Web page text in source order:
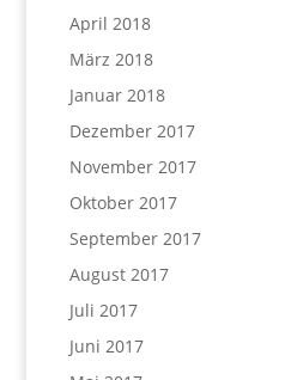
April 2018
März 2018
Januar 2018
Dezember 2017
November 2017
Oktober 2017
September 2017
August 2017
Juli 2017
Juni 2017